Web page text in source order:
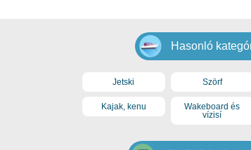
Hasonló
Jetski Szörf
Kajak, kenu
Wakeboard és
vízisí